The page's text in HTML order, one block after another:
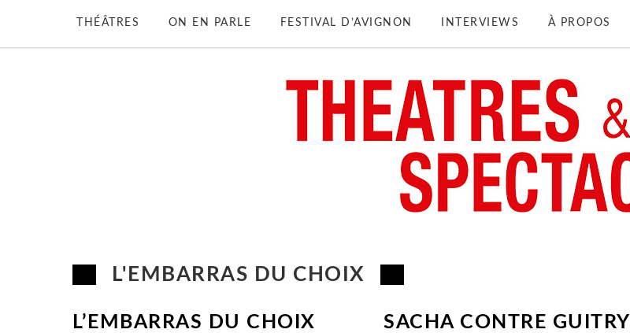
THÉÂTRES ON EN PARLE FESTIVAL D’AVIGNON INTERVIEWS À PROPOS
L'EMBARRAS DU CHOIX
L’EMBARRAS DU CHOIX
SACHA CONTRE GUITRY